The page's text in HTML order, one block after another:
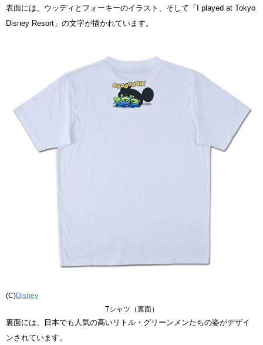
表面には、ウッディとフォーキーのイラスト、そして「I played at Tokyo
Disney Resort」の文字が描かれています。
(C)Disney
Tシャツ（裏面）
裏面には、日本でも人気の高いリトル・グリーンメンたちの姿がデザイ
ンされています。